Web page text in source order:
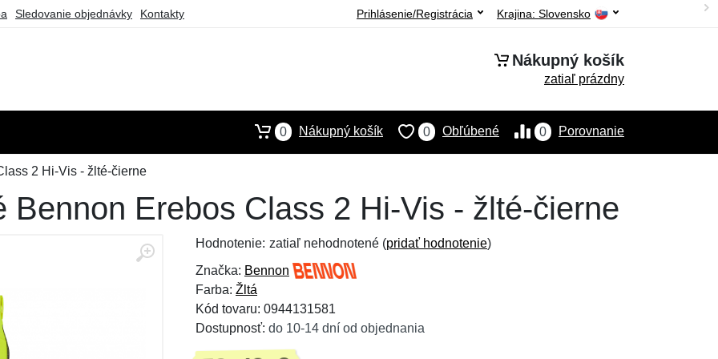
Sledovanie objednávky Kontakty Krajina: Slovensko
Prihlásenie/Registrácia
Nákupný košík
zatiaľ prázdny
0 Porovnanie
0 Obľúbené
0 Nákupný košík
2 Hi-Vis - žlté-čierne
Bennon Erebos Class 2 Hi-Vis - žlté-čierne
Hodnotenie: zatiaľ nehodnotené (pridať hodnotenie)
Značka: Bennon
Farba: Žltá
Kód tovaru: 0944131581
Dostupnosť: do 10-14 dní od objednania